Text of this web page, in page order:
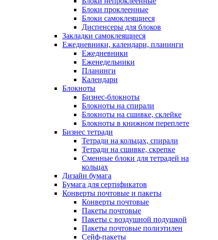
Блоки проклеенные
Блоки самоклеящиеся
Диспенсеры для блоков
Закладки самоклеящиеся
Ежедневники, календари, планинги
Ежедневники
Еженедельники
Планинги
Календари
Блокноты
Бизнес-блокноты
Блокноты на спирали
Блокноты на сшивке, склейке
Блокноты в книжном переплете
Бизнес тетради
Тетради на кольцах, спирали
Тетради на сшивке, скрепке
Сменные блоки для тетрадей на
кольцах
Дизайн бумага
Бумага для сертификатов
Конверты почтовые и пакеты
Конверты почтовые
Пакеты почтовые
Пакеты с воздушной подушкой
Пакеты почтовые полиэтилен
Сейф-пакеты